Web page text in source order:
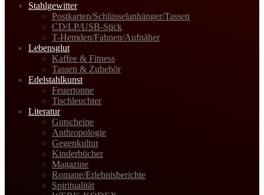
Stahlgewitter
Postkarten/Schlüsselanhänger/Tassen
CD/LP/USB-Stick
T-Hemden/Fahnen/Aufnäher
Lebensglut
Kaffee & Fitness
Tassen & Zubehör
Edelstahlkunst
Feuertonne
Tischleuchter
Literatur
Gutscheine
Anthropologie
Gegenkultur
Kinderbücher
Magazine
Romane/Erlebnisberichte
Spiritualität